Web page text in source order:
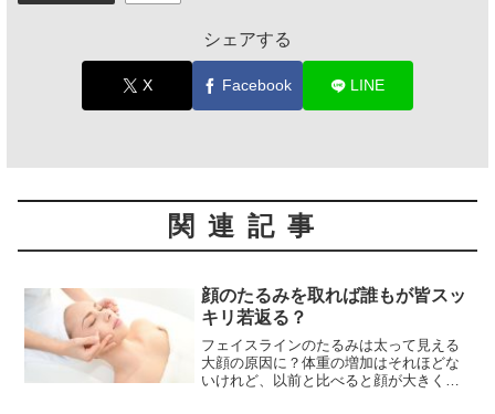
シェアする
X Facebook LINE
関連記事
顔のたるみを取れば誰もが皆スッ
キリ若返る？
フェイスラインのたるみは太って見える
大顔の原因に？体重の増加はそれほどな
いけれど、以前と比べると顔が大きくな